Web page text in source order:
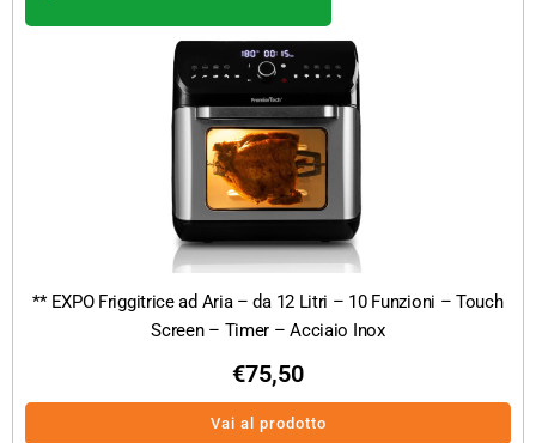
** EXPO Friggitrice ad Aria – da 12 Litri – 10 Funzioni – Touch
Screen – Timer – Acciaio Inox
€75,50
Vai al prodotto